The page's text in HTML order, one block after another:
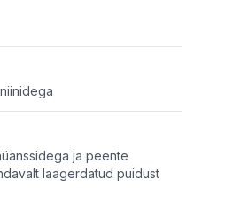
ja peente
laagerdatud puidust